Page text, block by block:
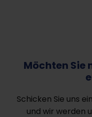
Möchten Sie
Schicken Sie uns
und wir werden